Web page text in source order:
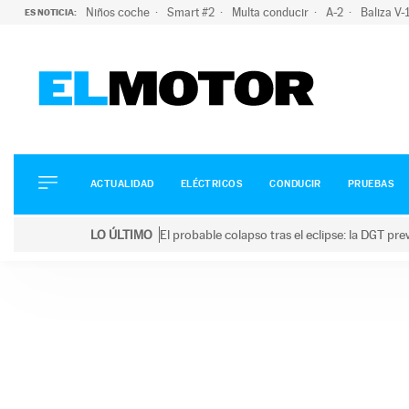
ES NOTICIA: Niños coche Smart #2 Multa conducir A-2 Baliza V-
ELÉCTRICOS
CONDUCIR
ACTUALIDAD ELÉCTRICOS CONDUCIR PRUEBAS
LO ÚLTIMO El probable colapso tras el eclipse: la DGT